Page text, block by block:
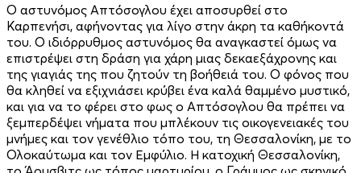
Ο αστυνόμος Απτόσογλου έχει αποσυρθεί στο
Καρπενήσι, αφήνοντας για λίγο στην άκρη τα καθήκοντά
του. Ο ιδιόρρυθμος αστυνόμος θα αναγκαστεί όμως να
επιστρέψει στη δράση για χάρη μιας δεκαεξάχρονης και
της γιαγιάς της που ζητούν τη βοήθειά του. Ο φόνος που
θα κληθεί να εξιχνιάσει κρύβει ένα καλά θαμμένο μυστικό,
και για να το φέρει στο φως ο Απτόσογλου θα πρέπει να
ξεμπερδέψει νήματα που μπλέκουν τις οικογενειακές του
μνήμες και τον γενέθλιο τόπο του, τη Θεσσαλονίκη, με το
Ολοκαύτωμα και τον Εμφύλιο. Η κατοχική Θεσσαλονίκη,